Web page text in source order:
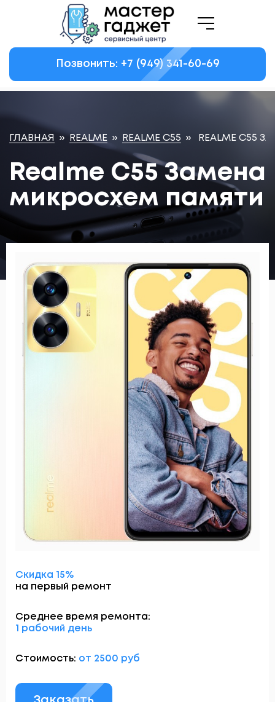
Позвонить: +7 (949) 341-60-69
ГЛАВНАЯ » REALME » REALME C55 » REALME C55
Realme C55 Замена
микросхем памяти
Скидка 15%
на первый ремонт
Среднее время ремонта:
1 рабочий день
Стоимость: от 2500 руб